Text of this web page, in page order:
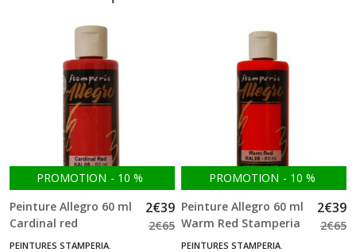
PROMOTION - 10 %
Peinture Allegro 60 ml
Cardinal red
Stamperia
2€39
2€65
PEINTURES STAMPERIA.
PROMOTION - 10 %
Peinture Allegro 60 ml
Warm Red Stamperia
2€39
2€65
PEINTURES STAMPERIA.